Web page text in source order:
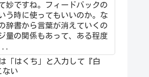
妙ですね。フィードバックの
う時に使ってもいいのか。な
辞書から言葉が消えていくの
量の関係もあって、ある程度
「はくち」と入力して『白
ない